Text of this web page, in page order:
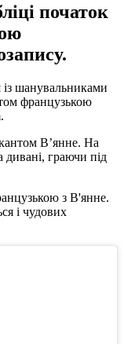
початок
шанувальниками
французькою
В’янне. На
дивані, граючи під
з В'янне.
і чудових